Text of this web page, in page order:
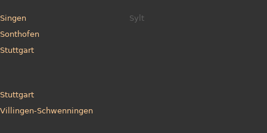
Singen
Sonthofen
Stuttgart
Sylt
Stuttgart
Villingen-Schwenningen